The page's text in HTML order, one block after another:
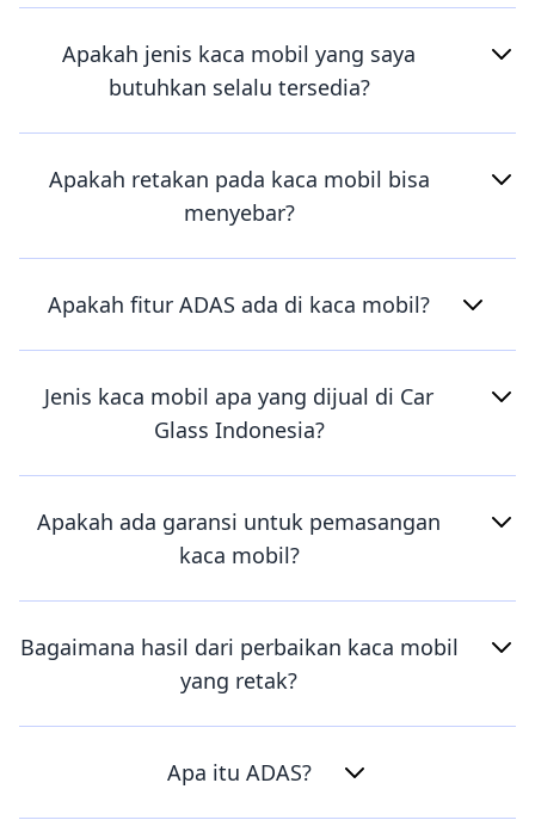
Apakah jenis kaca mobil yang saya
butuhkan selalu tersedia?
Apakah retakan pada kaca mobil bisa
menyebar?
Apakah fitur ADAS ada di kaca mobil?
Jenis kaca mobil apa yang dijual di Car
Glass Indonesia?
Apakah ada garansi untuk pemasangan
kaca mobil?
Bagaimana hasil dari perbaikan kaca mobil
yang retak?
Apa itu ADAS?